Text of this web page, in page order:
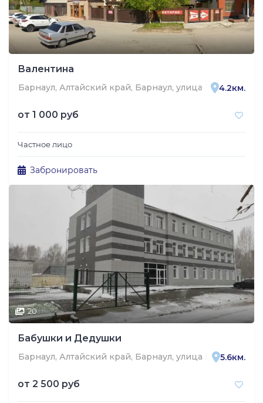
Валентина
Барнаул, Алтайский край, Барнаул, улица Тихонова, 40
4.2км.
от 1 000 руб
Частное лицо
Забронировать
20
Бабушки и Дедушки
Барнаул, Алтайский край, Барнаул, улица Малахова,
5.6км.
от 2 500 руб